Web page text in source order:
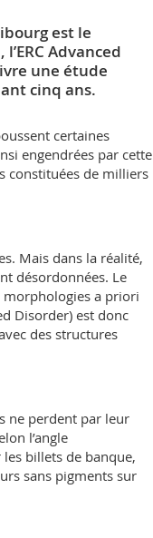
est le
Advanced
une étude
cinq ans.
certaines
engendrées par cette
constituées de milliers
Mais dans la réalité,
désordonnées. Le
morphologies a priori
Disorder) est donc
des structures
ne perdent par leur
l’angle
billets de banque,
sans pigments sur